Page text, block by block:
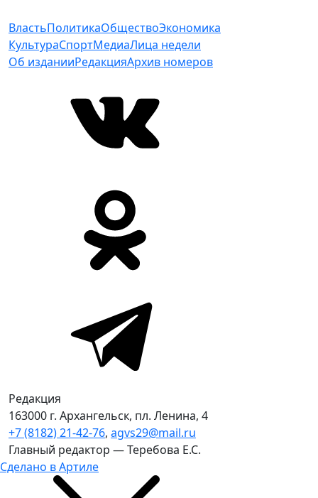
ВластьПолитикаОбществоЭкономика
КультураСпортМедиаЛица недели
Об изданииРедакцияАрхив номеров
Редакция
163000 г. Архангельск, пл. Ленина, 4
+7 (8182) 21-42-76, agvs29@mail.ru
Главный редактор — Теребова Е.С.
Сделано в Артиле